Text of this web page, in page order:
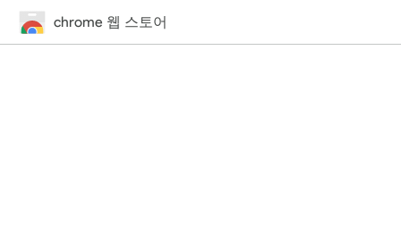
chrome 웹 스토어